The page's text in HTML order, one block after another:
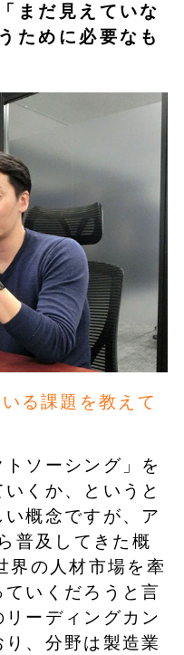
まだ見えていな
ために必要なも
る課題を教えて
ソーシング」を
くか、というと
概念ですが、ア
普及してきた概
界の人材市場を牽
いくだろうと言
ーディングカン
、分野は製造業